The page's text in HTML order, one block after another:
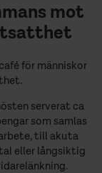
mot
för människor
serverat ca
som samlas
till akuta
eller långsiktig